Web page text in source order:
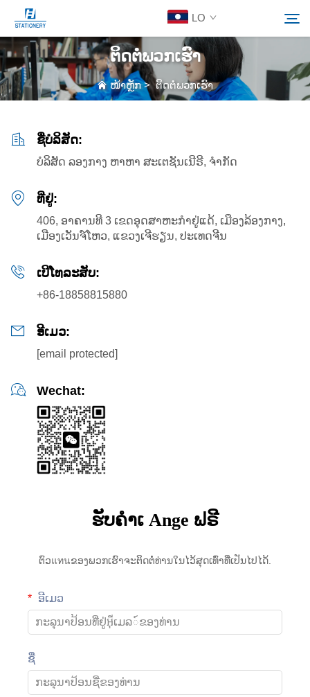
LO
ຜະລິດຕະພັນ
ວິທີແກ້ໄຂທີ່ປັບແຕ່ງໄດ້
ລາວຄວາມ
ຄົ້ນຫາ
ຕິດຕໍ່ພວກເຮົາ
ໜ້າຫຼັກ>ຕິດຕໍ່ພວກເຮົາ
ຊື່ບໍລິສັດ:
ບໍລິສັດ ລອງກາງ ຫາຫາ ສະເຕຊັນເນີຣີ, ຈຳກັດ
ທີ່ຢູ່:
406, ອາຄານທີ 3 ເຂດອຸດສາຫະກຳຢູ່ແດ້, ເມືອງລ້ອງກາງ,
ເມືອງເວັນຈ໌ໂຫວ, ແຂວງເຈີຮຽນ, ປະເທດຈີນ
ເບີໂທລະສັບ:
+86-18858815880
ອີເມວ:
[email protected]
Wechat:
ຮັບຄຳເ Ange ຟຣີ
ຕົວแทนຂອງພວກເຮົາຈະຕິດຕໍ່ທ່ານໃນໄວ້ສຸດເທົ່າທີ່ເປັນໄປໄດ້.
ອີເມວ
ຊື່